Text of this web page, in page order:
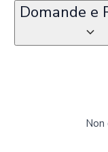
Domande e
Non